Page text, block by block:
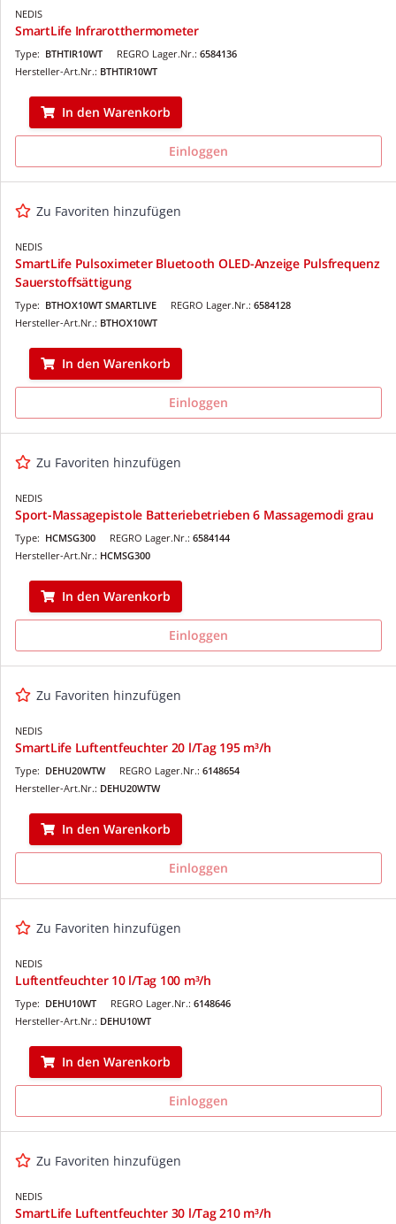
NEDIS
SmartLife Infrarotthermometer
REGRO Lager.Nr.: 6584136
Type: BTHTIR10WT
Hersteller-Art.Nr.: BTHTIR10WT
In den Warenkorb
Einloggen
Zu Favoriten hinzufügen
NEDIS
SmartLife Pulsoximeter Bluetooth OLED-Anzeige Pulsfrequenz
Sauerstoffsättigung
REGRO Lager.Nr.: 6584128
Type: BTHOX10WT SMARTLIVE
Hersteller-Art.Nr.: BTHOX10WT
In den Warenkorb
Einloggen
Zu Favoriten hinzufügen
NEDIS
Sport-Massagepistole Batteriebetrieben 6 Massagemodi grau
REGRO Lager.Nr.: 6584144
Type: HCMSG300
Hersteller-Art.Nr.: HCMSG300
In den Warenkorb
Einloggen
Zu Favoriten hinzufügen
NEDIS
SmartLife Luftentfeuchter 20 l/Tag 195 m³/h
REGRO Lager.Nr.: 6148654
Type: DEHU20WTW
Hersteller-Art.Nr.: DEHU20WTW
In den Warenkorb
Einloggen
Zu Favoriten hinzufügen
NEDIS
Luftentfeuchter 10 l/Tag 100 m³/h
REGRO Lager.Nr.: 6148646
Type: DEHU10WT
Hersteller-Art.Nr.: DEHU10WT
In den Warenkorb
Einloggen
Zu Favoriten hinzufügen
NEDIS
SmartLife Luftentfeuchter 30 l/Tag 210 m³/h